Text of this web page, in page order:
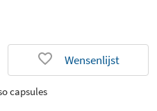
Wensenlijst
capsules